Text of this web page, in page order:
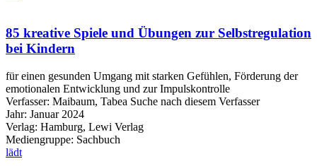
85 kreative Spiele und Übungen zur Selbstregulation
bei Kindern
für einen gesunden Umgang mit starken Gefühlen, Förderung der
emotionalen Entwicklung und zur Impulskontrolle
Verfasser: Maibaum, Tabea Suche nach diesem Verfasser
Jahr: Januar 2024
Verlag: Hamburg, Lewi Verlag
Mediengruppe: Sachbuch
lädt